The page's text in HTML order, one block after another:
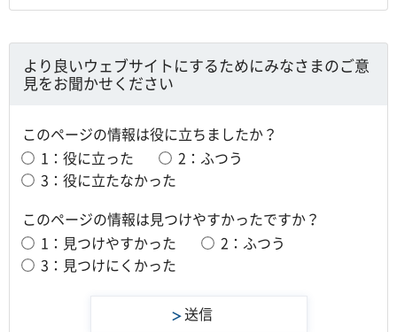
より良いウェブサイトにするためにみなさまのご意
見をお聞かせください
このページの情報は役に立ちましたか？
1：役に立った
2：ふつう
3：役に立たなかった
このページの情報は見つけやすかったですか？
1：見つけやすかった
2：ふつう
3：見つけにくかった